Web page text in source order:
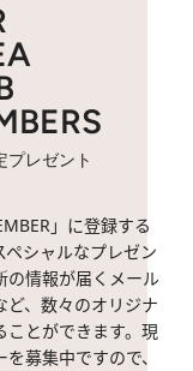
プレゼント
」に登録する
ペシャルなプレゼン
の情報が届くメール
ど、数々のオリジナ
ことができます。現
募集中ですので、